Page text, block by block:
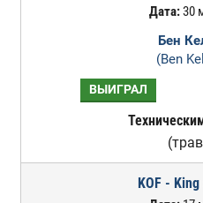
Дата:30
Бен
(Ben
ВЫИГРАЛ
KOF -